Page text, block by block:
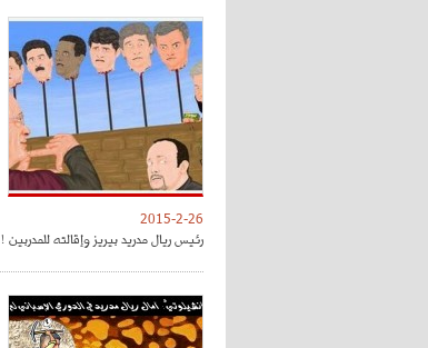
2015-2-26
رئيس ريال مدريد بيريز وإقالته للمدربين !